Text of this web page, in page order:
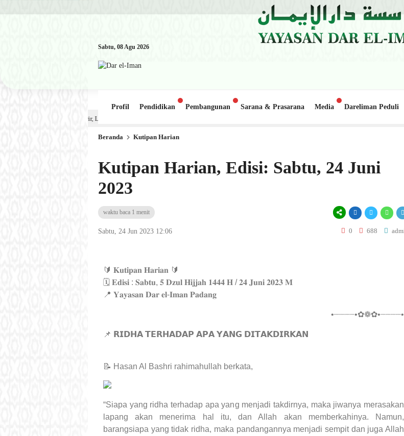
Sabtu, 08 Agu 2026
Profil Pendidikan Pembangunan Sarana & Prasarana Media Dareliman Peduli
Kajian Kitab: Ustadz Al Munawwir, Lc حفظه الله – Jumat, 31 Juli 2026 (Ba’da Maghrib) Masjid Al-Hakim Nanggalo Lapai
Update Donasi:
Beranda Kutipan Harian
Kutipan Harian, Edisi: Sabtu, 24 Juni
2023
waktu baca 1 menit
Sabtu, 24 Jun 2023 12:06 0 688
🔰 𝐊𝐮𝐭𝐢𝐩𝐚𝐧 𝐇𝐚𝐫𝐢𝐚𝐧 🔰
🗓 𝐄𝐝𝐢𝐬𝐢 : 𝐒𝐚𝐛𝐭𝐮, 𝟓 𝐃𝐳𝐮𝐥 𝐇𝐢𝐣𝐣𝐚𝐡 𝟏𝟒𝟒𝟒 𝐇 / 𝟐𝟒 𝐉𝐮𝐧𝐢 𝟐𝟎𝟐𝟑 𝐌
📍 𝐘𝐚𝐲𝐚𝐬𝐚𝐧 𝐃𝐚𝐫 𝐞𝐥-𝐈𝐦𝐚𝐧 𝐏𝐚𝐝𝐚𝐧𝐠
•┈┈┈┈•✿❁✿•┈┈┈┈•
📌 𝗥𝗜𝗗𝗛𝗔 𝗧𝗘𝗥𝗛𝗔𝗗𝗔𝗣 𝗔𝗣𝗔 𝗬𝗔𝗡𝗚 𝗗𝗜𝗧𝗔𝗞𝗗𝗜𝗥𝗞𝗔𝗡
📝 Hasan Al Bashri rahimahullah berkata,
“Siapa yang ridha terhadap apa yang menjadi takdirnya, maka jiwanya merasakan
lapang akan menerima hal itu, dan Allah akan memberkahinya. Namun,
barangsiapa yang tidak ridha, maka pandangannya menjadi sempit dan juga Allah